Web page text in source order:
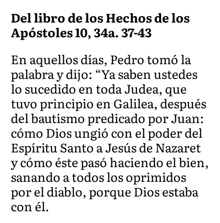
Del libro de los Hechos de los
Apóstoles 10, 34a. 37-43
En aquellos días, Pedro tomó la
palabra y dijo: “Ya saben ustedes
lo sucedido en toda Judea, que
tuvo principio en Galilea, después
del bautismo predicado por Juan:
cómo Dios ungió con el poder del
Espíritu Santo a Jesús de Nazaret
y cómo éste pasó haciendo el bien,
sanando a todos los oprimidos
por el diablo, porque Dios estaba
con él.